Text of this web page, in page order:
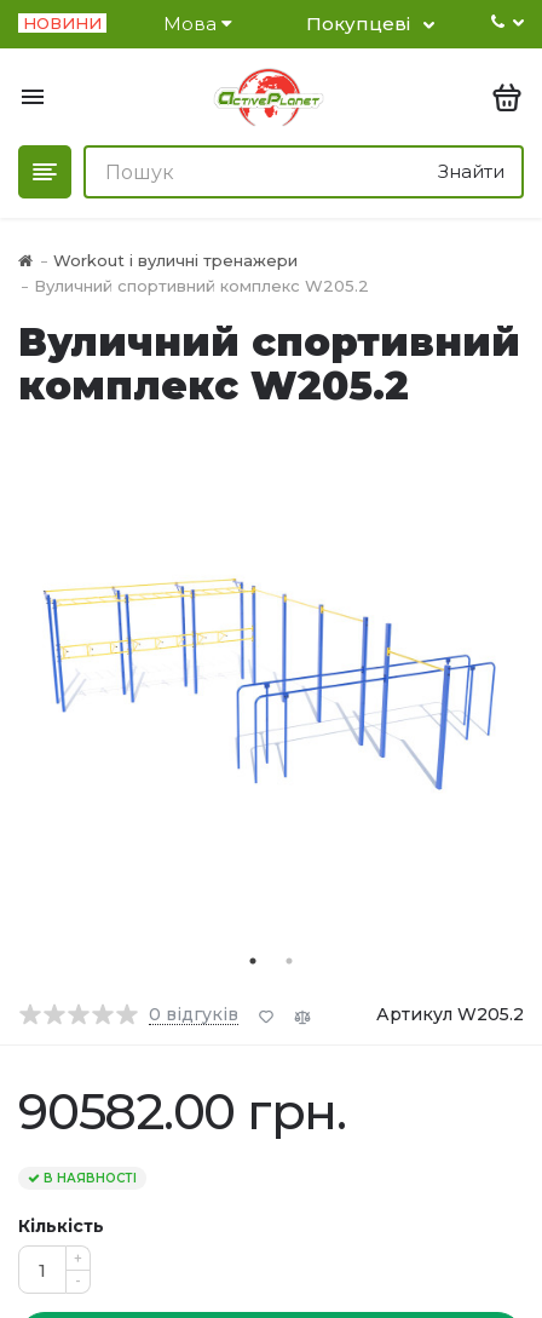
НОВИНИ Мова Покупцеві
Знайти
Workout і вуличні тренажери
Вуличний спортивний комплекс W205.2
Вуличний спортивний
комплекс W205.2
0 відгуків Артикул W205.2
90582.00 грн.
В НАЯВНОСТІ
Кількість
+
-